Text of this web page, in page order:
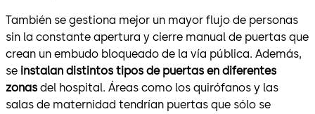
También se gestiona mejor un mayor flujo de personas
sin la constante apertura y cierre manual de puertas que
crean un embudo bloqueado de la vía pública. Además,
se instalan distintos tipos de puertas en diferentes
zonas del hospital. Áreas como los quirófanos y las
salas de maternidad tendrían puertas que sólo se